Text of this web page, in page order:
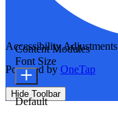
Accessibility Adjustments
Powered by OneTap
Hide Toolbar
Content Modules
Font Size
Default